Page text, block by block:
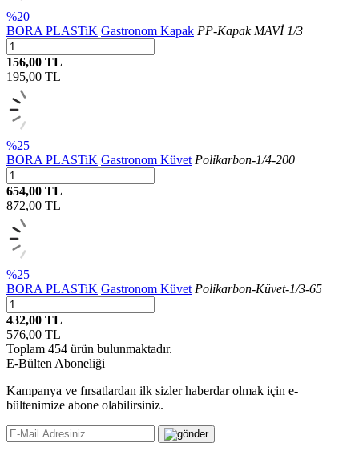
%20
BORA PLASTiK Gastronom Kapak PP-Kapak MAVİ 1/3
156,00 TL
195,00 TL
%25
BORA PLASTiK Gastronom Küvet Polikarbon-1/4-200
654,00 TL
872,00 TL
%25
BORA PLASTiK Gastronom Küvet Polikarbon-Küvet-1/3-65
432,00 TL
576,00 TL
Toplam 454 ürün bulunmaktadır.
E-Bülten Aboneliği
Kampanya ve fırsatlardan ilk sizler haberdar olmak için e-
bültenimize abone olabilirsiniz.